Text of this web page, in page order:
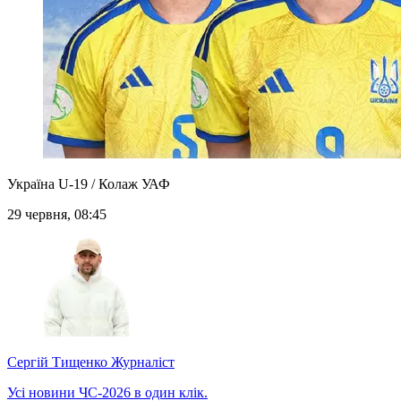
Україна U-19 / Колаж УАФ
29 червня, 08:45
Сергій Тищенко Журналіст
Усі новини ЧС-2026 в один клік.